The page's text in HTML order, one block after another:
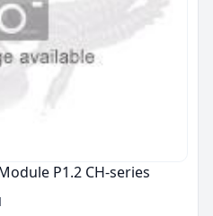
P1.2 CH-series